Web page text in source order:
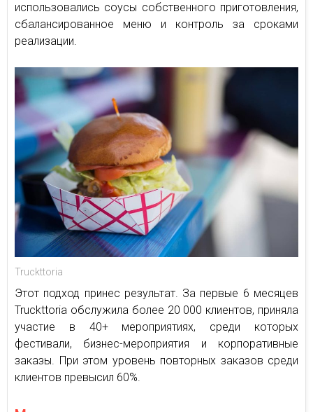
использовались соусы собственного приготовления,
сбалансированное меню и контроль за сроками
реализации.
Truckttoria
Этот подход принес результат. За первые 6 месяцев
Truckttoria обслужила более 20 000 клиентов, приняла
участие в 40+ мероприятиях, среди которых
фестивали, бизнес-мероприятия и корпоративные
заказы. При этом уровень повторных заказов среди
клиентов превысил 60%.